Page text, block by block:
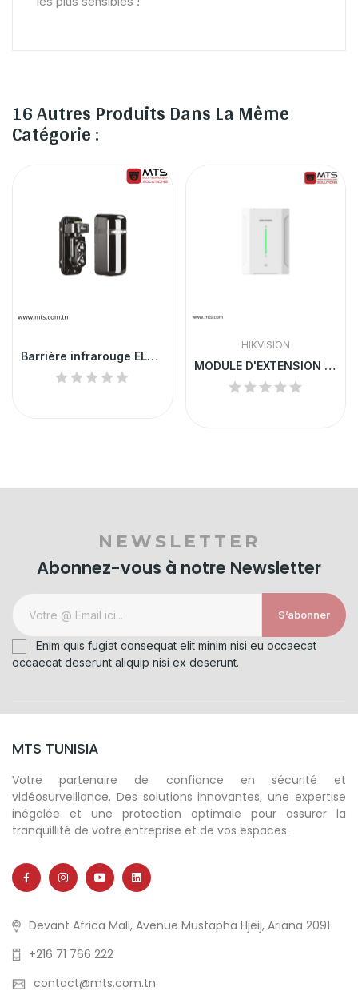
16 Autres Produits Dans La Même
Catégorie :
Barrière infrarouge EL50RT/4PH
HIKVISION
MODULE D'EXTENSION DE ZONE HIKVISION
NEWSLETTER
Abonnez-vous à notre Newsletter
S’abonner
Enim quis fugiat consequat elit minim nisi eu occaecat
occaecat deserunt aliquip nisi ex deserunt.
MTS TUNISIA
Votre partenaire de confiance en sécurité et
vidéosurveillance. Des solutions innovantes, une expertise
inégalée et une protection optimale pour assurer la
tranquillité de votre entreprise et de vos espaces.
Devant Africa Mall, Avenue Mustapha Hjeij, Ariana 2091
+216 71 766 222
contact@mts.com.tn